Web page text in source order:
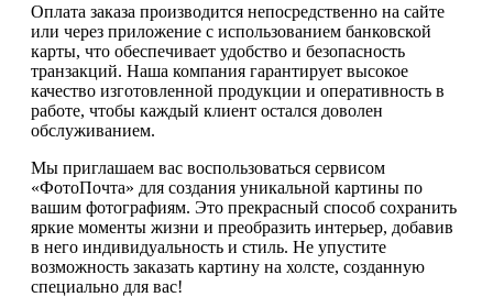
Оплата заказа производится непосредственно на сайте
или через приложение с использованием банковской
карты, что обеспечивает удобство и безопасность
транзакций. Наша компания гарантирует высокое
качество изготовленной продукции и оперативность в
работе, чтобы каждый клиент остался доволен
обслуживанием.
Мы приглашаем вас воспользоваться сервисом
«ФотоПочта» для создания уникальной картины по
вашим фотографиям. Это прекрасный способ сохранить
яркие моменты жизни и преобразить интерьер, добавив
в него индивидуальность и стиль. Не упустите
возможность заказать картину на холсте, созданную
специально для вас!